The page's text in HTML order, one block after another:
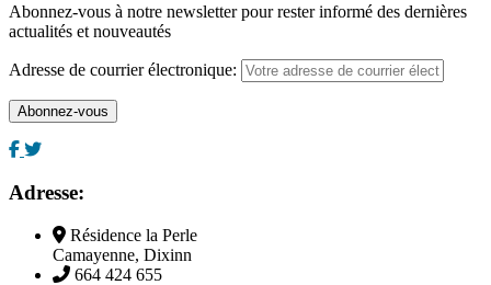
Abonnez-vous à notre newsletter pour rester informé des dernières
actualités et nouveautés
Adresse de courrier électronique:
Adresse:
Résidence la Perle
Camayenne, Dixinn
664 424 655